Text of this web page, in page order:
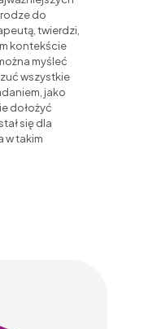
do
twierdzi,
kontekście
myśleć
wszystkie
jako
dołożyć
się dla
w takim